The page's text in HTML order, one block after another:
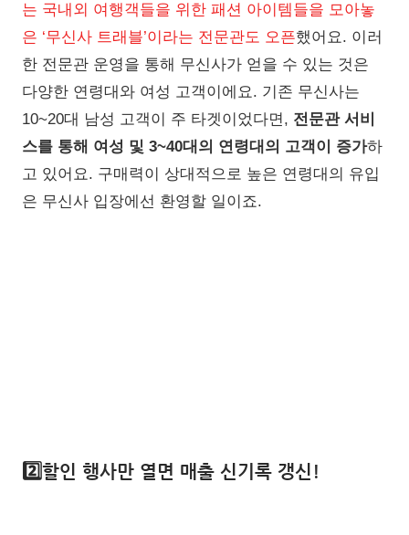
는 국내외 여행객들을 위한 패션 아이템들을 모아놓
은 ‘무신사 트래블’이라는 전문관도 오픈했어요. 이러
한 전문관 운영을 통해 무신사가 얻을 수 있는 것은
다양한 연령대와 여성 고객이에요. 기존 무신사는
10~20대 남성 고객이 주 타겟이었다면, 전문관 서비
스를 통해 여성 및 3~40대의 연령대의 고객이 증가하
고 있어요. 구매력이 상대적으로 높은 연령대의 유입
은 무신사 입장에선 환영할 일이죠.
2️⃣할인 행사만 열면 매출 신기록 갱신!